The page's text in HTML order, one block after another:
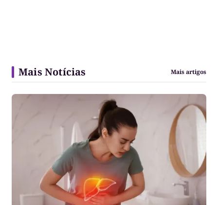
Mais Notícias Mais artigos